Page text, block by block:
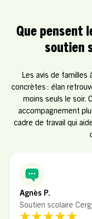
Que pensent
soutien
Les avis de familles
concrètes : élan
moins seuls le soir.
accompagnement
cadre de travail qui
Agnès P.
Soutien scolaire